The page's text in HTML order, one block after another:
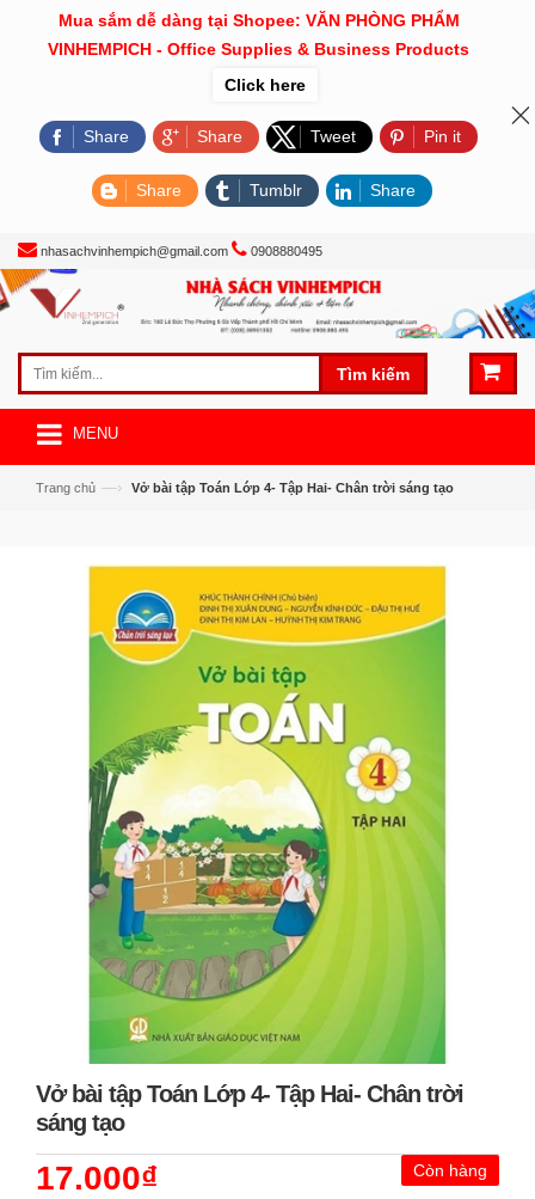
nhasachvinhempich@gmail.com 0908880495
Tìm kiếm
MENU
Trang chủ —› Vở bài tập Toán Lớp 4- Tập Hai- Chân trời sáng tạo
Vở bài tập Toán Lớp 4- Tập Hai- Chân trời
sáng tạo
Còn hàng
17.000₫
Mua sắm dễ dàng tại Shopee: VĂN PHÒNG PHẨM
VINHEMPICH - Office Supplies & Business Products
Click here
Share Share Tweet Pin it
Share Tumblr Share